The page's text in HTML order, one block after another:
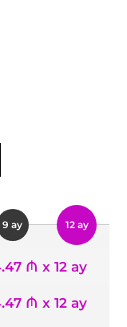
9 ay 12 ay
₼ x 12 ay
₼ x 12 ay